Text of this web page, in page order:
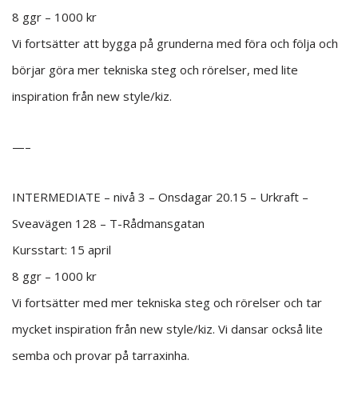
8 ggr – 1000 kr
Vi fortsätter att bygga på grunderna med föra och följa och
börjar göra mer tekniska steg och rörelser, med lite
inspiration från new style/kiz.
—–
INTERMEDIATE – nivå 3 – Onsdagar 20.15 – Urkraft –
Sveavägen 128 – T-Rådmansgatan
Kursstart: 15 april
8 ggr – 1000 kr
Vi fortsätter med mer tekniska steg och rörelser och tar
mycket inspiration från new style/kiz. Vi dansar också lite
semba och provar på tarraxinha.